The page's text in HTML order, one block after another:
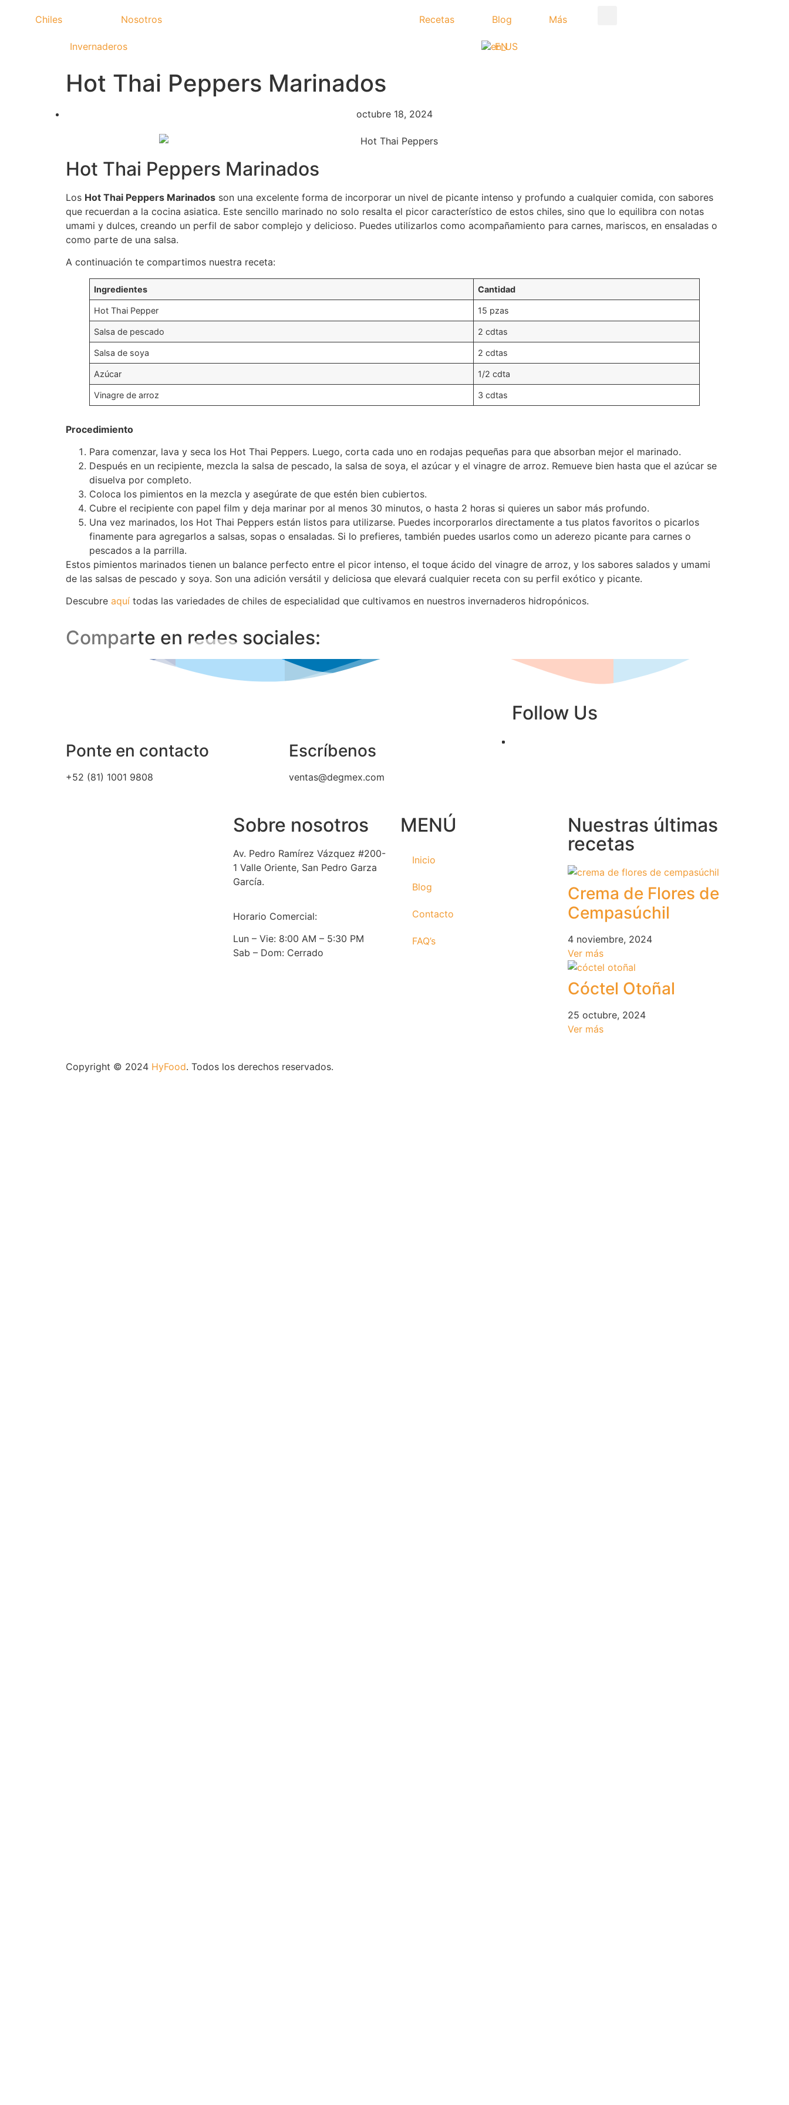
Chiles Nosotros
Invernaderos
Recetas Blog Más
EN
Hot Thai Peppers Marinados
octubre 18, 2024
Hot Thai Peppers Marinados
Los Hot Thai Peppers Marinados son una excelente forma de incorporar un nivel de picante intenso y profundo a cualquier comida, con sabores
que recuerdan a la cocina asiatica. Este sencillo marinado no solo resalta el picor característico de estos chiles, sino que lo equilibra con notas
umami y dulces, creando un perfil de sabor complejo y delicioso. Puedes utilizarlos como acompañamiento para carnes, mariscos, en ensaladas o
como parte de una salsa.
A continuación te compartimos nuestra receta:
Ingredientes Cantidad
Hot Thai Pepper 15 pzas
Salsa de pescado 2 cdtas
Salsa de soya 2 cdtas
Azúcar 1/2 cdta
Vinagre de arroz 3 cdtas
Procedimiento
Para comenzar, lava y seca los Hot Thai Peppers. Luego, corta cada uno en rodajas pequeñas para que absorban mejor el marinado.
Después en un recipiente, mezcla la salsa de pescado, la salsa de soya, el azúcar y el vinagre de arroz. Remueve bien hasta que el azúcar se
disuelva por completo.
Coloca los pimientos en la mezcla y asegúrate de que estén bien cubiertos.
Cubre el recipiente con papel film y deja marinar por al menos 30 minutos, o hasta 2 horas si quieres un sabor más profundo.
Una vez marinados, los Hot Thai Peppers están listos para utilizarse. Puedes incorporarlos directamente a tus platos favoritos o picarlos
finamente para agregarlos a salsas, sopas o ensaladas. Si lo prefieres, también puedes usarlos como un aderezo picante para carnes o
pescados a la parrilla.
Estos pimientos marinados tienen un balance perfecto entre el picor intenso, el toque ácido del vinagre de arroz, y los sabores salados y umami
de las salsas de pescado y soya. Son una adición versátil y deliciosa que elevará cualquier receta con su perfil exótico y picante.
Descubre aquí todas las variedades de chiles de especialidad que cultivamos en nuestros invernaderos hidropónicos.
Comparte en redes sociales:
Ponte en contacto
+52 (81) 1001 9808
Escríbenos
ventas@degmex.com
Follow Us
Sobre nosotros
Av. Pedro Ramírez Vázquez #200-
1 Valle Oriente, San Pedro Garza
García.
Horario Comercial:
Lun – Vie: 8:00 AM – 5:30 PM
Sab – Dom: Cerrado
MENÚ
Inicio
Blog
Contacto
FAQ’s
Nuestras últimas
recetas
Crema de Flores de
Cempasúchil
4 noviembre, 2024
Ver más
Cóctel Otoñal
25 octubre, 2024
Ver más
Copyright © 2024 HyFood. Todos los derechos reservados.